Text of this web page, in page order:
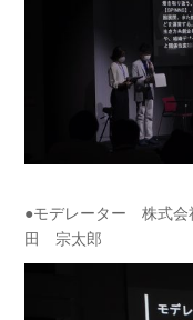
●モデレーター 株式
田 宗太郎